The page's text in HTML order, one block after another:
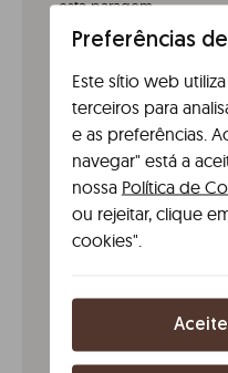
esta paragem.
A estação de metro
da linha D (amarela), a
pé do alojamento.
De eléctrico
O elétrico número 22
Dom Luís I, deixando-te
minutos a pé dos
Desde a Estação de
aos apartamentos em
atravessando a Ponte
Preferências
Este sítio web
terceiros para
e as preferências.
navegar" está a
nossa Política de
ou rejeitar, clique
cookies".